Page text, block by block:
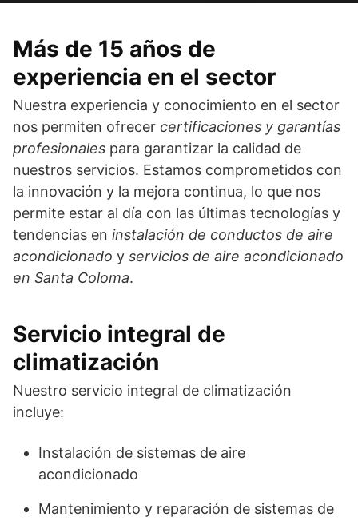
Más de 15 años de
experiencia en el sector
Nuestra experiencia y conocimiento en el sector
nos permiten ofrecer certificaciones y garantías
profesionales para garantizar la calidad de
nuestros servicios. Estamos comprometidos con
la innovación y la mejora continua, lo que nos
permite estar al día con las últimas tecnologías y
tendencias en instalación de conductos de aire
acondicionado y servicios de aire acondicionado
en Santa Coloma.
Servicio integral de
climatización
Nuestro servicio integral de climatización
incluye:
Instalación de sistemas de aire
acondicionado
Mantenimiento y reparación de sistemas de